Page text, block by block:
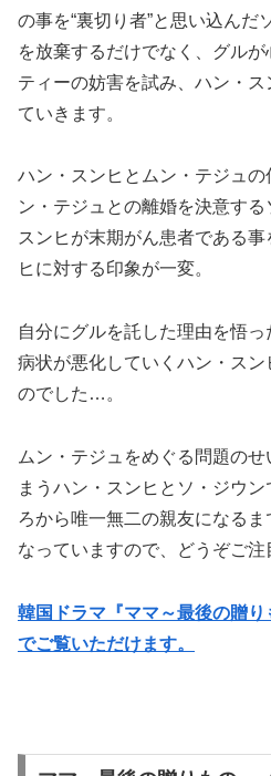
の事を“裏切り者”と思い込んだ
を放棄するだけでなく、グル
ティーの妨害を試み、ハン・
ていきます。
ハン・スンヒとムン・テジュ
ン・テジュとの離婚を決意する
スンヒが末期がん患者である
ヒに対する印象が一変。
自分にグルを託した理由を悟
病状が悪化していくハン・ス
のでした…。
ムン・テジュをめぐる問題の
まうハン・スンヒとソ・ジウ
ろから唯一無二の親友になる
なっていますので、どうぞご注
韓国ドラマ『ママ～最後の贈
でご覧いただけます。